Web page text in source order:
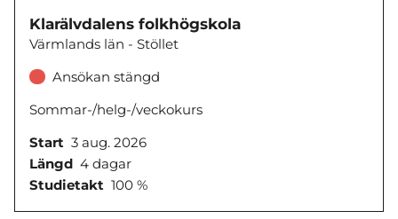
Klarälvdalens folkhögskola
Värmlands län - Stöllet
Ansökan stängd
Sommar-/helg-/veckokurs
Start 3 aug. 2026
Längd 4 dagar
Studietakt 100 %